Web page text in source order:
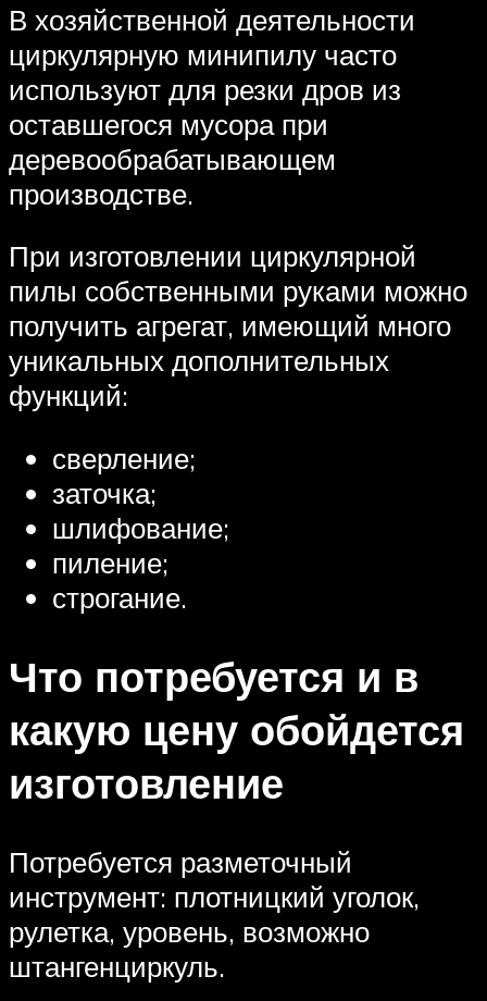
В хозяйственной деятельности
циркулярную минипилу часто
используют для резки дров из
оставшегося мусора при
деревообрабатывающем
производстве.
При изготовлении циркулярной
пилы собственными руками можно
получить агрегат, имеющий много
уникальных дополнительных
функций:
сверление;
заточка;
шлифование;
пиление;
строгание.
Что потребуется и в
какую цену обойдется
изготовление
Потребуется разметочный
инструмент: плотницкий уголок,
рулетка, уровень, возможно
штангенциркуль.